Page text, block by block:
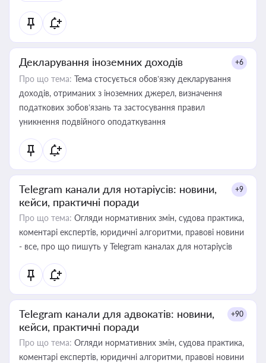
Декларування іноземних доходів +6
Про що тема: Тема стосується обов’язку декларування
доходів, отриманих з іноземних джерел, визначення
податкових зобов’язань та застосування правил
уникнення подвійного оподаткування
Telegram канали для нотаріусів: новини,
кейси, практичні поради
+9
Про що тема: Огляди нормативних змін, судова практика,
коментарі експертів, юридичні алгоритми, правові новини
- все, про що пишуть у Telegram каналах для нотаріусів
Telegram канали для адвокатів: новини,
кейси, практичні поради
+90
Про що тема: Огляди нормативних змін, судова практика,
коментарі експертів, юридичні алгоритми, правові новини